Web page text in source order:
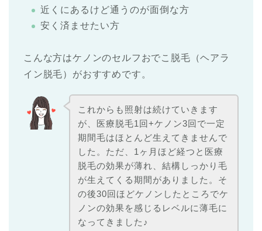
近くにあるけど通うのが面倒な方
安く済ませたい方
こんな方はケノンのセルフおでこ脱毛（ヘアラ
イン脱毛）がおすすめです。
これからも照射は続けていきます
が、医療脱毛1回+ケノン3回で一定
期間毛はほとんど生えてきませんで
した。ただ、1ヶ月ほど経つと医療
脱毛の効果が薄れ、結構しっかり毛
が生えてくる期間がありました。そ
の後30回ほどケノンしたところでケ
ノンの効果を感じるレベルに薄毛に
なってきました♪